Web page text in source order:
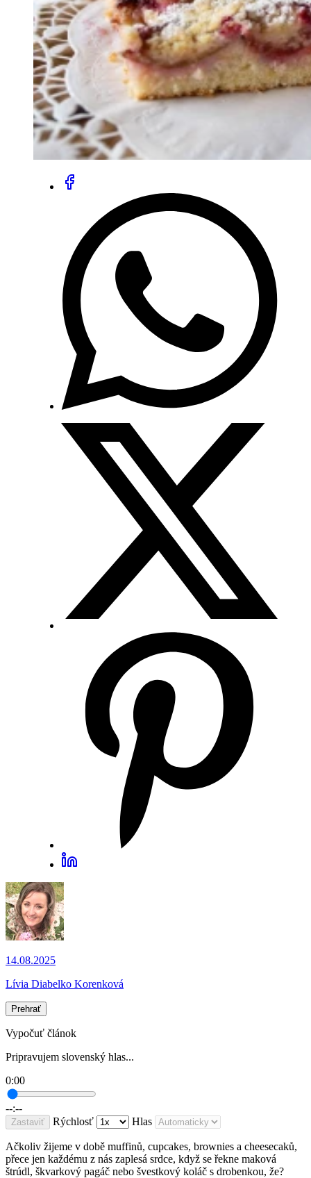
14.08.2025
Lívia Diabelko Korenková
Prehrať
Vypočuť článok
Pripravujem slovenský hlas...
0:00
--:--
Zastaviť Rýchlosť Hlas
Ačkoliv žijeme v době muffinů, cupcakes, brownies a cheesecaků,
přece jen každému z nás zaplesá srdce, když se řekne maková
štrúdl, škvarkový pagáč nebo švestkový koláč s drobenkou, že?